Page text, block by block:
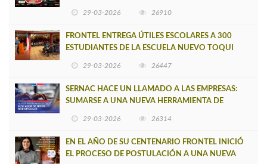
29-03-2026 26910
FRONTEL ENTREGA ÚTILES ESCOLARES A 300
ESTUDIANTES DE LA ESCUELA NUEVO TOQUI
29-03-2026 26447
SERNAC HACE UN LLAMADO A LAS EMPRESAS:
SUMARSE A UNA NUEVA HERRAMIENTA DE
29-03-2026 26314
EN EL AÑO DE SU CENTENARIO FRONTEL INICIÓ
EL PROCESO DE POSTULACIÓN A UNA NUEVA